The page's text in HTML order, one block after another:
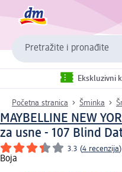
Pretražite i pronađite
Ekskluzivni
Početna stranica Šminka
MAYBELLINE NEW
za usne - 107 Blind
3.3 (4 recenzija)
Boja